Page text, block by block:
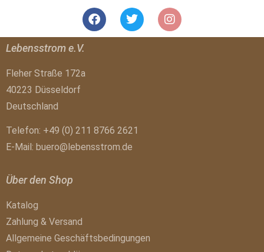
Lebensstrom e.V.
Fleher Straße 172a
40223 Düsseldorf
Deutschland
Telefon: +49 (0) 211 8766 2621
E-Mail: buero@lebensstrom.de
Über den Shop
Katalog
Zahlung & Versand
Allgemeine Geschäftsbedingungen